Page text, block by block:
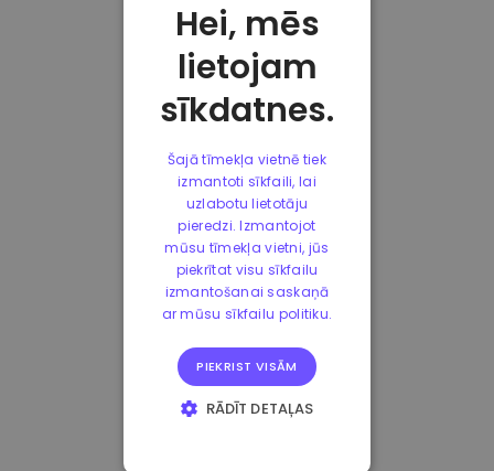
Hei, mēs
lietojam
sīkdatnes.
Šajā tīmekļa vietnē tiek
izmantoti sīkfaili, lai
uzlabotu lietotāju
pieredzi. Izmantojot
mūsu tīmekļa vietni, jūs
piekrītat visu sīkfailu
izmantošanai saskaņā
ar mūsu sīkfailu politiku.
PIEKRIST VISĀM
RĀDĪT DETAĻAS